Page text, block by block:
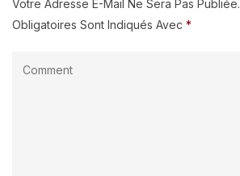
Votre Adresse E-Mail Ne Sera Pas Publiée.
Obligatoires Sont Indiqués Avec *